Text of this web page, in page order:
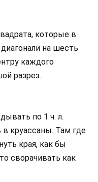
которые в
на шесть
каждого
разрез.
по 1 ч. л.
в круассаны. Там где
края, как бы
сворачивать как